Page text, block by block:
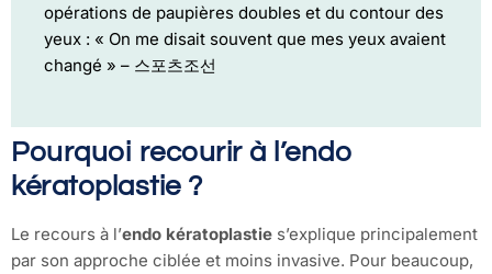
opérations de paupières doubles et du contour des
yeux : « On me disait souvent que mes yeux avaient
changé » – 스포츠조선
Pourquoi recourir à l’endo
kératoplastie ?
Le recours à l’endo kératoplastie s’explique principalement
par son approche ciblée et moins invasive. Pour beaucoup,